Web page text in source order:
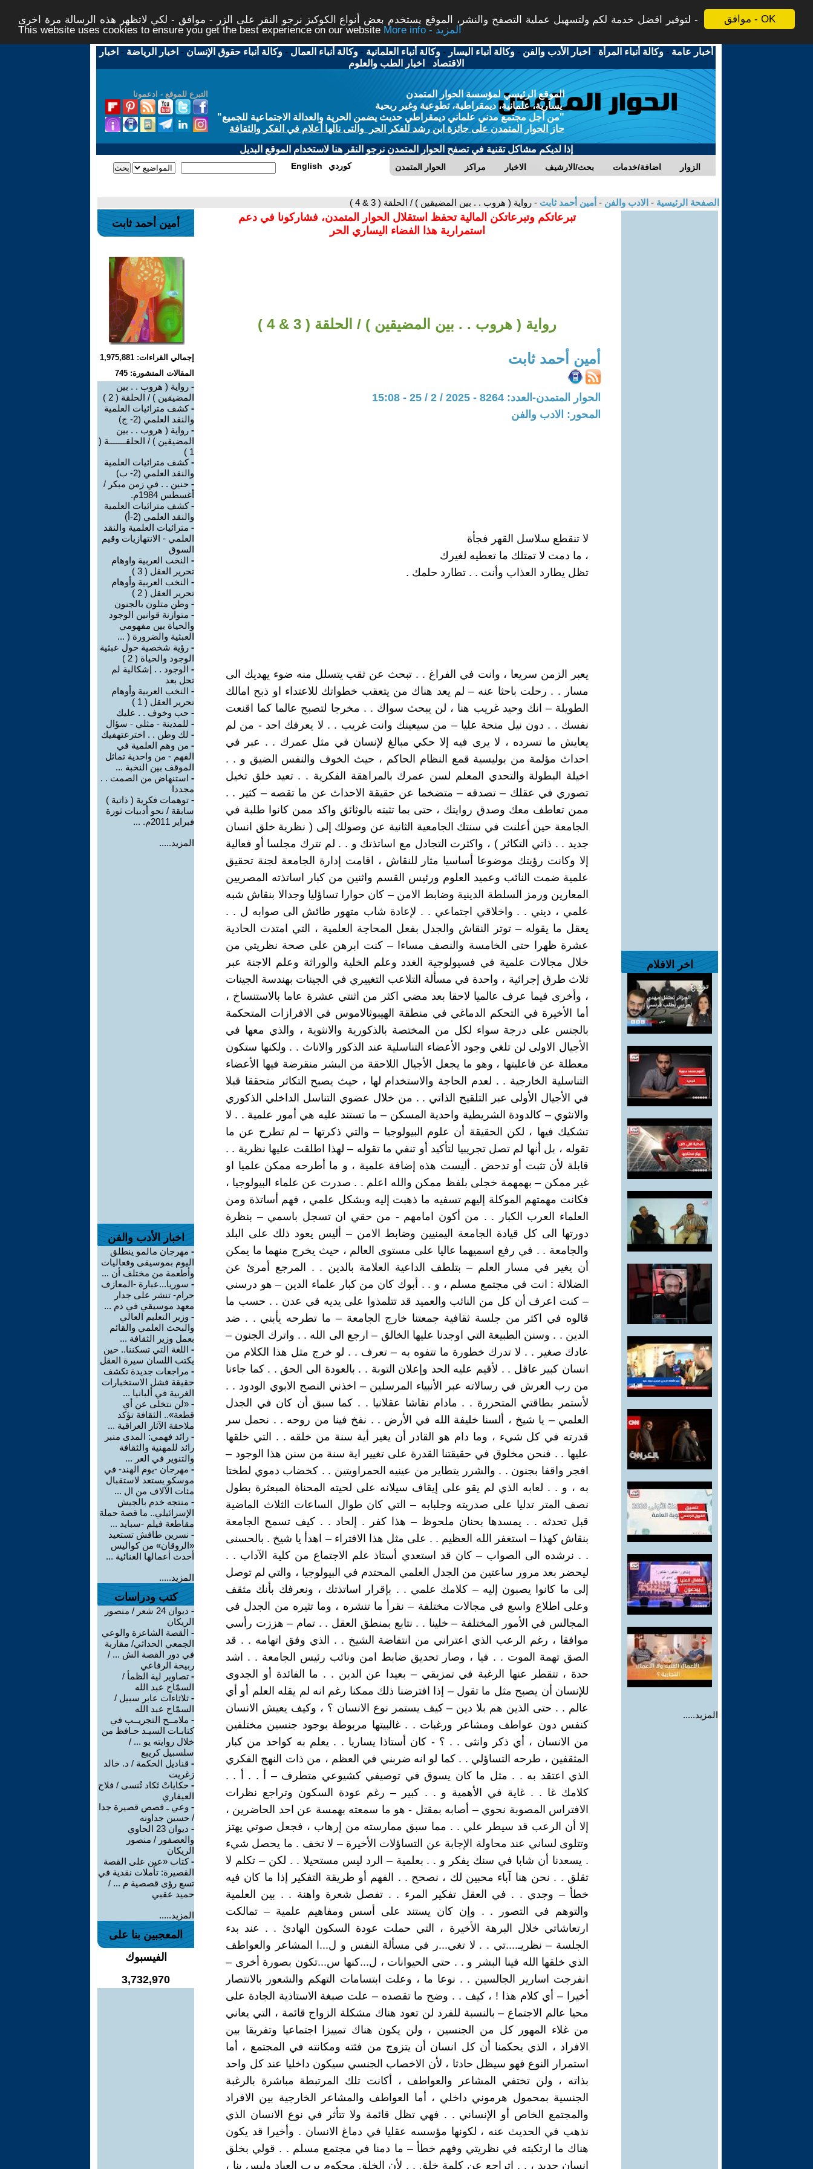
موافق - OK
لتوفير افضل خدمة لكم ولتسهيل عملية التصفح والنشر، الموقع يستخدم بعض أنواع الكوكيز نرجو النقر على الزر - موافق - لكي لاتظهر هذه الرسالة مرة اخرى -
This website uses cookies to ensure you get the best experience on our website
More info - المزيد
أخبار عامة -وكالة أنباء المرأة - اخبار الأدب والفن -وكالة أنباء اليسار -وكالة أنباء العلمانية -وكالة أنباء العمال -وكالة أنباء حقوق الإنسان - اخبار الرياضة - اخبار
الاقتصاد - اخبار الطب والعلوم
التبرع للموقع - ادعمونا
الموقع الرئيسي لمؤسسة الحوار المتمدن
يسارية، علمانية، ديمقراطية، تطوعية وغير ربحية
"من أجل مجتمع مدني علماني ديمقراطي حديث يضمن الحرية والعدالة الاجتماعية للجميع"
حاز الحوار المتمدن على جائزة ابن رشد للفكر الحر والتى نالها أعلام في الفكر والثقافة
إذا لديكم مشاكل تقنية في تصفح الحوار المتمدن نرجو النقر هنا لاستخدام الموقع البديل
الحوار المتمدن مراكز الاخبار بحث/الارشيف اضافة/خدمات الزوار English كوردي
الصفحة الرئيسية - الادب والفن - أمين أحمد ثابت - رواية ( هروب . . بين المضيقين ) / الحلقة ( 3 & 4 )
اخر الافلام
المزيد.....
تبرعاتكم وتبرعاتكن المالية تحفظ استقلال الحوار المتمدن، فشاركونا في دعم
استمرارية هذا الفضاء اليساري الحر
رواية ( هروب . . بين المضيقين ) / الحلقة ( 3 & 4 )
أمين أحمد ثابت
الحوار المتمدن-العدد: 8264 - 2025 / 2 / 25 - 15:08
المحور: الادب والفن
لا تنقطع سلاسل القهر فجأة
، ما دمت لا تمتلك ما تعطيه لغيرك
تظل يطارد العذاب وأنت . . تطارد حلمك .
يعبر الزمن سريعا ، وانت في الفراغ . . تبحث عن ثقب يتسلل منه ضوء يهديك الى
مسار . . رحلت باحثا عنه – لم يعد هناك من يتعقب خطواتك للاعتداء او ذبح امالك
الطويلة – انك وحيد غريب هنا ، لن يبحث سواك . . مخرجا لتصبح عالما كما اقنعت
نفسك . . دون نيل منحة عليا – من سيعينك وانت غريب . . لا يعرفك احد - من لم
يعايش ما تسرده ، لا يرى فيه إلا حكي مبالغ لإنسان في مثل عمرك . . عبر في
احداث مؤلمة من بوليسية قمع النظام الحاكم ، حيث الخوف والنفس الضيق و . .
اخيلة البطولة والتحدي المعلم لسن عمرك بالمراهقة الفكرية . . تعيد خلق تخيل
تصوري في عقلك – تصدقه – متضخما عن حقيقة الاحداث عن ما تقصه – كثير . .
ممن تعاطف معك وصدق روايتك ، حتى بما تثبته بالوثائق واكد ممن كانوا طلبة في
الجامعة حين أعلنت في سنتك الجامعية الثانية عن وصولك إلى ( نظرية خلق انسان
جديد . . ذاتي التكاثر ) ، واكثرت التجادل مع اساتذتك و . . لم تترك مجلسا أو فعالية
إلا وكانت رؤيتك موضوعا أساسيا مثار للنقاش ، اقامت إدارة الجامعة لجنة تحقيق
علمية ضمت النائب وعميد العلوم ورئيس القسم واثنين من كبار اساتذته المصريين
المعارين ورمز السلطة الدينية وضابط الامن – كان حوارا تساؤليا وجدالا بنقاش شبه
علمي ، ديني . . واخلاقي اجتماعي . . لإعادة شاب متهور طائش الى صوابه ل . .
يعقل ما يقوله – توتر النقاش والجدل بفعل المحاجة العلمية ، التي امتدت الحادية
عشرة ظهرا حتى الخامسة والنصف مساءا – كنت ابرهن على صحة نظريتي من
خلال مجالات علمية في فسيولوجية الغدد وعلم الخلية والوراثة وعلم الاجنة عبر
ثلاث طرق إجرائية ، واحدة في مسألة التلاعب التغييري في الجينات بهندسة الجينات
، وأخرى فيما عرف عالميا لاحقا بعد مضي اكثر من اثنتي عشرة عاما بالاستنساخ ،
أما الأخيرة في التحكم الدماغي في منطقة الهيبوثالاموس في الافرازات المتحكمة
بالجنس على درجة سواء لكل من المختصة بالذكورية والانثوية ، والذي معها في
الأجيال الاولى لن تلغي وجود الأعضاء التناسلية عند الذكور والاناث . . ولكنها ستكون
معطلة عن فاعليتها ، وهو ما يجعل الأجيال اللاحقة من البشر منقرضة فيها الأعضاء
التناسلية الخارجية . . لعدم الحاجة والاستخدام لها ، حيث يصبح التكاثر متحققا قبلا
في الأجيال الأولى عبر التلقيح الذاتي . . من خلال عضوي التناسل الداخلي الذكوري
والانثوي – كالدودة الشريطية واحدية المسكن – ما تستند عليه هي أمور علمية . . لا
تشكيك فيها ، لكن الحقيقة أن علوم البيولوجيا – والتي ذكرتها – لم تطرح عن ما
تقوله ، بل أنها لم تصل تجريبيا لتأكيد أو تنفي ما تقوله – لهذا اطلقت عليها نظرية . .
قابلة لأن تثبت أو تدحض . أليست هذه إضافة علمية ، و ما أطرحه ممكن علميا او
غير ممكن – بهمهمة خجلى بلفظ ممكن والله اعلم . . صدرت عن علماء البيولوجيا ،
فكانت مهمتهم الموكلة إليهم تسفيه ما ذهبت إليه وبشكل علمي ، فهم أساتذة ومن
العلماء العرب الكبار . . من أكون امامهم - من حقي ان تسجل باسمي – بنظرة
دورتها الى كل قيادة الجامعة اليمنيين وضابط الامن – أليس يعود ذلك على البلد
والجامعة . . في رفع اسميهما عاليا على مستوى العالم ، حيث يخرج منهما ما يمكن
أن يغير في مسار العلم – بتلطف الداعية العلامة بالدين . . المرجع أمرئ عن
الضلالة : انت في مجتمع مسلم ، و . . أبوك كان من كبار علماء الدين – هو درسني
– كنت اعرف أن كل من النائب والعميد قد تتلمذوا على يديه في عدن . . حسب ما
قالوه في اكثر من جلسة ثقافية جمعتنا خارج الجامعة – ما تطرحه يأبني . . ضد
الدين . . وسنن الطبيعة التي اوجدنا عليها الخالق – ارجع الى الله . . واترك الجنون –
عادك صغير . . لا تدرك خطورة ما تتفوه به – تعرف . . لو خرج مثل هذا الكلام من
انسان كبير عاقل . . لأقيم عليه الحد وإعلان التوبة . . بالعودة الى الحق . . كما جاءنا
من رب العرش في رسالاته عبر الأنبياء المرسلين – اخذني النصح الابوي الودود . .
لأستمر بطاقتي المتحررة . . مادام نقاشا عقلانيا . . كما سبق أن كان في الجدل
العلمي – يا شيخ ، ألسنا خليفة الله في الأرض . . نفخ فينا من روحه . . نحمل سر
قدرته في كل شيء ، وما دام هو القادر أن يغير أية سنة من خلقه . . التي خلقها
عليها . . فنحن مخلوق في حقيقتنا القدرة على تغيير اية سنة من سنن هذا الوجود –
افجر واقفا بجنون . . والشرر يتطاير من عينيه الحمراويتين . . كخضاب دموي لطختا
به ، و . . لعابه الذي لم يقو على إيقاف سيلانه على لحيته المحناة المبعثرة بطول
نصف المتر تدليا على صدريته وجلبابه – التي كان طوال الساعات الثلاث الماضية
قبل تحدثه . . يمسدها بحنان ملحوظ – هذا كفر . إلحاد . . كيف تسمح الجامعة
بنقاش كهذا – استغفر الله العظيم . . على مثل هذا الافتراء – اهدأ يا شيخ . بالحسنى
. . نرشده الى الصواب – كان قد استعدي أستاذ علم الاجتماع من كلية الآداب . .
ليحضر بعد مرور ساعتين من الجدل العلمي المحتدم في البيولوجيا ، والتي لم توصل
إلى ما كانوا يصبون إليه – كلامك علمي . . بإقرار اساتذتك ، ونعرفك بأنك مثقف
وعلى اطلاع واسع في مجالات مختلفة – نقرأ ما تنشره ، وما تثيره من الجدل في
المجالس في الأمور المختلفة – خلينا . . نتابع بمنطق العقل . . تمام – هززت رأسي
موافقا ، رغم الرعب الذي اعتراني من انتفاضة الشيخ . . الذي وفق اتهامه . . قد
الصق تهمة الموت . . فيا ، وصار تحديق ضابط امن ونائب رئيس الجامعة . . اشد
حدة ، تتقطر عنها الرغبة في تمزيقي – بعيدا عن الدين . . ما الفائدة أو الجدوى
للإنسان أن يصبح مثل ما تقول – إذا افترضنا ذلك ممكنا رغم انه لم يقله العلم أو أي
عالم . . حتى الذين هم بلا دين – كيف يستمر نوع الانسان ؟ ، وكيف يعيش الانسان
كنفس دون عواطف ومشاعر ورغبات . . غالبيتها مربوطة بوجود جنسين مختلفين
من الانسان ، أي ذكر وانثى . . ؟ - كان أستاذا يساريا . . يعلم به كواحد من كبار
المثقفين ، طرحه التساؤلي . . كما لو انه ضربني في العظم ، من ذات النهج الفكري
الذي اعتقد به . . مثل ما كان يسوق في توصيفي كشيوعي متطرف – أ . . أ . .
كلامك غا . . غاية في الأهمية و . . كبير – رغم عودة السكون وتراجع نظرات
الافتراس المصوبة نحوي – أصابه بمقتل - هو ما سمعته بهمسة عن احد الحاضرين ،
إلا أن الرعب قد سيطر علي . . مما سبق ممارسته من إرهاب ، فجعل صوتي يهتز
وتتلوى لساني عند محاولة الإجابة عن التساؤلات الأخيرة – لا تخف . ما يحصل شيء
. يسعدنا أن شابا في سنك يفكر و . . بعلمية – الرد ليس مستحيلا . . لكن – تكلم لا
تقلق . . نحن هنا آباء محبين لك ، نصحح . . الفهم أو طريقة التفكير إذا ما كان فيه
خطأ – وجدي . . في العقل تفكير المرء . . تفصل شعرة واهنة . . بين العلمية
والتوهم في التصور . . وإن كان يستند على أسس ومفاهيم علمية – تمالكت
ارتعاشاتي خلال البرهة الأخيرة ، التي حملت عودة السكون الهادئ . . عند بدء
الجلسة – نظريـ....تي . . لا تغي...ر في مسألة النفس و ل...ا المشاعر والعواطف
الذي خلقها الله فينا البشر و . . حتى الحيوانات ، ل...كنها س...تكون بصورة أخرى –
انفرجت اسارير الجالسين . . نوعا ما ، وعلت ابتسامات التهكم والشعور بالانتصار
أخيرا – أي كلام هذا ! ، كيف . . وضح ما تقصده – علت صبغة الاستاذية الجادة على
محيا عالم الاجتماع – بالنسبة للفرد لن تعود هناك مشكلة الزواج قائمة ، التي يعاني
من غلاء المهور كل من الجنسين ، ولن يكون هناك تمييزا اجتماعيا وتفريقا بين
الافراد ، الذي يحكمنا أن كل انسان أن يتزوج من فئته ومكانته في المجتمع ، أما
استمرار النوع فهو سيظل حادثا ، لأن الاخصاب الجنسي سيكون داخليا عند كل واحد
بذاته ، ولن تختفي المشاعر والعواطف ، أكانت تلك المرتبطة مباشرة بالرغبة
الجنسية بمحمول هرموني داخلي ، أما العواطف والمشاعر الخارجية بين الافراد
والمجتمع الخاص أو الإنساني . . فهي تظل قائمة ولا تتأثر في نوع الانسان الذي
نذهب في الحديث عنه ، لكونها مؤسسه عقليا في دماغ الانسان . وأخيرا قد يكون
هناك ما ارتكبته في نظريتي وفهم خطأ – ما دمنا في مجتمع مسلم . . قولي بخلق
انسان جديد ، . . اتراجع عن كلمة خلق . . لأن الخلق محكوم برب العباد وليس بنا ،
أمين أحمد ثابت
إجمالي القراءات: 1,975,881
المقالات المنشورة: 745
- رواية ( هروب . . بين
المضيقين ) / الحلقة ( 2 )
-كشف مترائيات العلمية
والنقد العلمي (2- ج)
- رواية ( هروب . . بين
المضيقين ) / الحلقـــــــة (
1 )
-كشف مترائيات العلمية
والنقد العلمي (2- ب)
- حنين . . في زمن مبكر /
أغسطس 1984م.
-كشف مترائيات العلمية
والنقد العلمي (2-أ)
- مترائيات العلمية والنقد
العلمي - الانتهازيات وقيم
السوق
- النخب العربية واوهام
تحرير العقل ( 3 )
- النخب العربية وأوهام
تحرير العقل ( 2 )
- وطن متلون بالجنون
- متوازنة قوانين الوجود
والحياة بين مفهومي
العبثية والضرورة ( ...
- رؤية شخصية حول عبثية
الوجود والحياة ( 2 )
- الوجود . . إشكالية لم
تحل بعد
- النخب العربية وأوهام
تحرير العقل ( 1 )
- حب وخوف . . عليك
- للمدينة - مثلي - سؤال
- لك وطن . . اخترعتهفيك
- من وهم العلمية في
الفهم - من واحدية تماثل
الموقف بين النخبة ...
- استنهاض من الصمت . .
مجددا
- توهمات فكرية ( ذاتية )
سابقة / نحو أدبيات ثورة
فبراير 2011م. ...
المزيد.....
اخبار الأدب والفن
- مهرجان مالمو ينطلق
اليوم بموسيقى وفعاليات
وأطعمة من مختلف أن ...
- سوريا...عبارة -المعازف
حرام- تنشر على جدار
معهد موسيقي في دم ...
- وزير التعليم العالي
والبحث العلمي والقائم
بعمل وزير الثقافة ...
- اللغة التي تسكننا.. حين
يكتب اللسان سيرة العقل
- مراجعات جديدة تكشف
حقيقة فشل الاستخبارات
الغربية في ألبانيا ...
- «لن نتخلى عن أي
قطعة».. الثقافة تؤكد
ملاحقة الآثار العراقية ...
- رائد فهمي: المدى منبر
رائد للمهنية والثقافة
والتنوير في العر ...
- مهرجان -يوم الهند- في
موسكو يستعد لاستقبال
مئات الآلاف من ال ...
- منتجه خدم بالجيش
الإسرائيلي.. ما قصة حملة
مقاطعة فيلم -سبايد ...
- نسرين طافش تستعيد
«الروقان» من كواليس
أحدث أعمالها الغنائية ...
المزيد.....
كتب ودراسات
-
ديوان 24 شعر / منصور
الريكان
- القصة الشاعرة والوعي
الجمعي الحداثي/ مقاربة
في دور القصة الش ... /
ربيحة الرفاعي
- تصاوير لية الظمأ /
السمّاح عبد الله
- ثلاثاءات عابر سبيل /
السمّاح عبد الله
- ملامــح التجريــب في
كتابـات السيـد حـافظ من
خلال روايته يو ... /
سلسبيل كريبع
- قناديل الحكمة / د. خالد
زغريت
- حكاياتْ تَكاد تُنسى / فلاح
العيفاري
- وعي ـ قصص قصيرة جدا
/ حسين جداونه
-
ديوان 23 الحاوي
والعصفور / منصور
الريكان
-كتاب «عين على القصة
القصيرة: تأملات نقدية في
تسع رؤى قصصية م ... /
حميد عقبي
المزيد.....
المعجبين بنا على
الفيسبوك
3,732,970